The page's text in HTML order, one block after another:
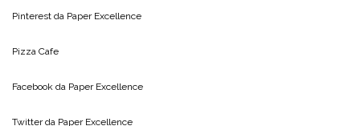
Pinterest da Paper Excellence
Pizza Cafe
Facebook da Paper Excellence
Twitter da Paper Excellence